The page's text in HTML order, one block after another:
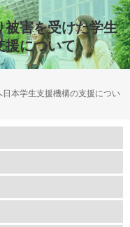
被害を受けた学生
援について
本学生支援機構の支援につい